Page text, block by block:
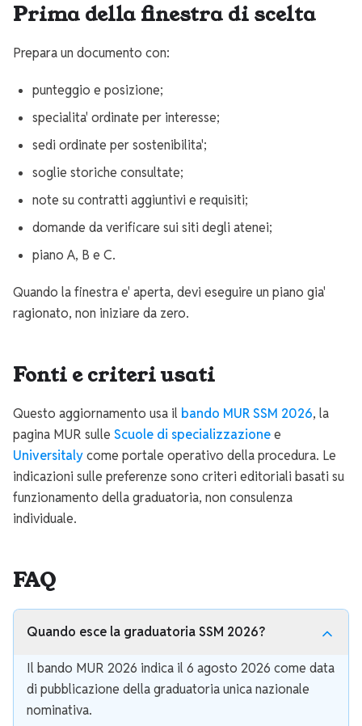
Prima della finestra di scelta
Prepara un documento con:
punteggio e posizione;
specialita' ordinate per interesse;
sedi ordinate per sostenibilita';
soglie storiche consultate;
note su contratti aggiuntivi e requisiti;
domande da verificare sui siti degli atenei;
piano A, B e C.
Quando la finestra e' aperta, devi eseguire un piano gia'
ragionato, non iniziare da zero.
Fonti e criteri usati
Questo aggiornamento usa il bando MUR SSM 2026, la
pagina MUR sulle Scuole di specializzazionee
Universitalycome portale operativo della procedura. Le
indicazioni sulle preferenze sono criteri editoriali basati su
funzionamento della graduatoria, non consulenza
individuale.
FAQ
Quando esce la graduatoria SSM 2026?
Il bando MUR 2026 indica il 6 agosto 2026 come data
di pubblicazione della graduatoria unica nazionale
nominativa.